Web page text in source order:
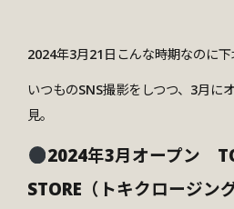
2024年3月21日こんな時期なのに下
いつものSNS撮影をしつつ、3月に
見。
2024年3月オープン
STORE（トキクロージン